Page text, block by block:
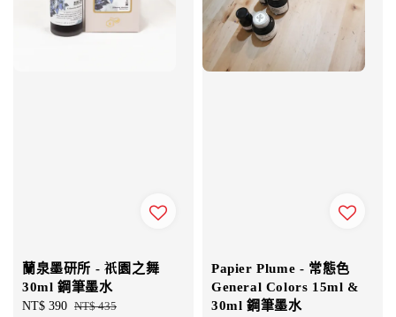
蘭泉墨研所 - 祇園之舞
30ml 鋼筆墨水
Sale
NT$ 390 Regular
NT$ 435
Papier Plume - 常態色
General Colors 15ml &
30ml 鋼筆墨水